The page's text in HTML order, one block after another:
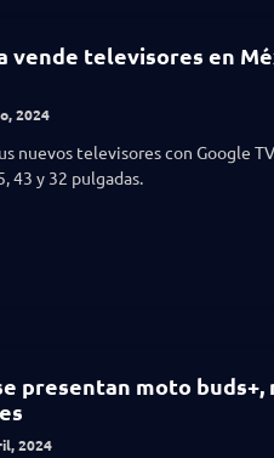
vende televisores en
2024
nuevos televisores con Google
43 y 32 pulgadas.
presentan moto buds+,
2024